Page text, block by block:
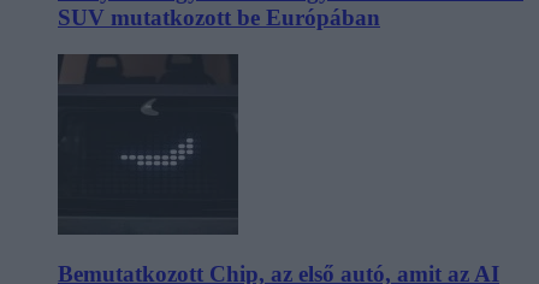
SUV mutatkozott be Európában
Bemutatkozott Chip, az első autó, amit az AI